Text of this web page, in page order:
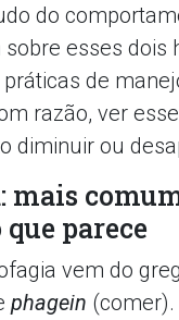
do
esses dois
de
razão, ver esse
diminuir ou
mais
parece
vem do
phagein (comer).